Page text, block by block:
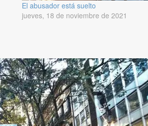
El abusador está suelto
jueves, 18 de noviembre de 2021